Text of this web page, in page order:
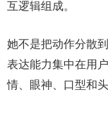
互逻辑组成。
她不是把动作分散
表达能力集中在用
情、眼神、口型和头